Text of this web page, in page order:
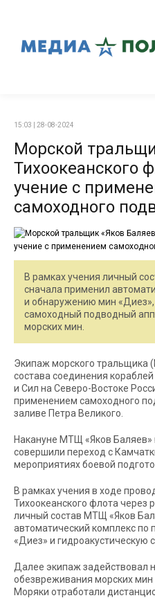
15:03 | 28-08-2024
Морской
Тихоокеанского
учение с
самоходного
В рамках учения личный
сначала применил
и обнаружению мин «Диез»,
самоходный подводный
морских мин.
Экипаж морского тральщика
состава соединения
и Сил на Северо-Востоке
применением самоходного
заливе Петра Великого.
Накануне МТЩ «Яков
совершили переход с
мероприятиях боевой
В рамках учения в ходе
Тихоокеанского флота через
личный состав МТЩ «Яков
автоматический комплекс по
«Диез» и гидроакустическую
Далее экипаж задействовал
обезвреживания морских мин
Моряки отработали